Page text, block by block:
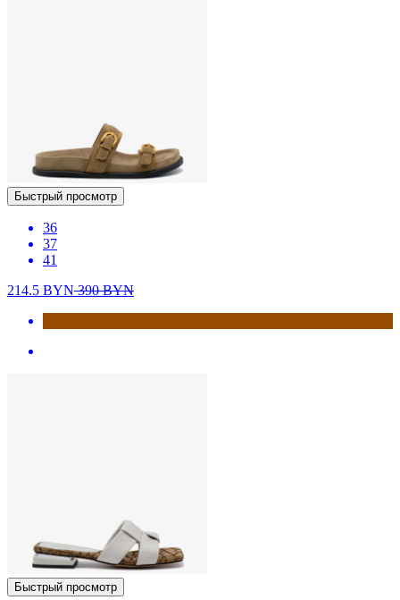
Быстрый просмотр
36
37
41
214.5 BYN390BYN
Быстрый просмотр